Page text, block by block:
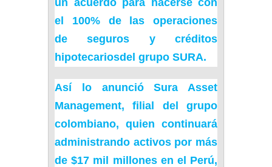
un acuerdo para hacerse con
el 100% de las operaciones
deseguros y
créditos
hipotecariosdel grupo SURA.
Así lo anunció Sura Asset
Management, filial del grupo
colombiano, quien continuará
administrando activos por más
de $17 mil millones en el Perú,